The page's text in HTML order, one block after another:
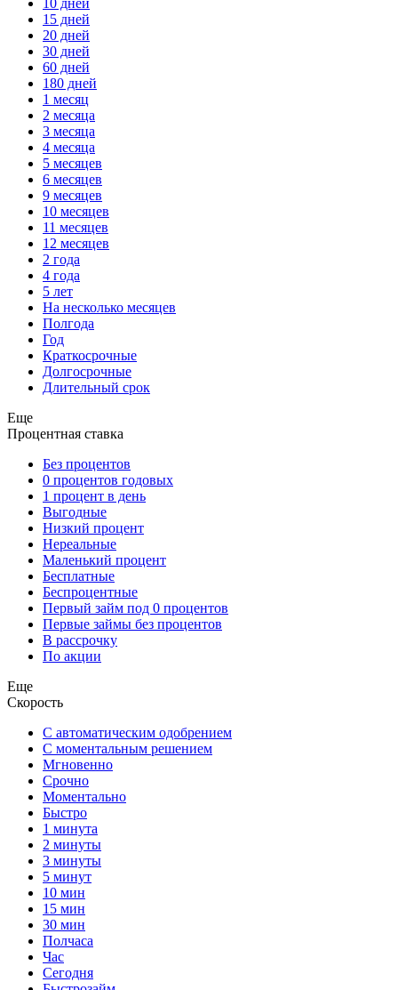
10 дней
15 дней
20 дней
30 дней
60 дней
180 дней
1 месяц
2 месяца
3 месяца
4 месяца
5 месяцев
6 месяцев
9 месяцев
10 месяцев
11 месяцев
12 месяцев
2 года
4 года
5 лет
На несколько месяцев
Полгода
Год
Краткосрочные
Долгосрочные
Длительный срок
Еще
Процентная ставка
Без процентов
0 процентов годовых
1 процент в день
Выгодные
Низкий процент
Нереальные
Маленький процент
Бесплатные
Беспроцентные
Первый займ под 0 процентов
Первые займы без процентов
В рассрочку
По акции
Еще
Скорость
С автоматическим одобрением
С моментальным решением
Мгновенно
Срочно
Моментально
Быстро
1 минута
2 минуты
3 минуты
5 минут
10 мин
15 мин
30 мин
Полчаса
Час
Сегодня